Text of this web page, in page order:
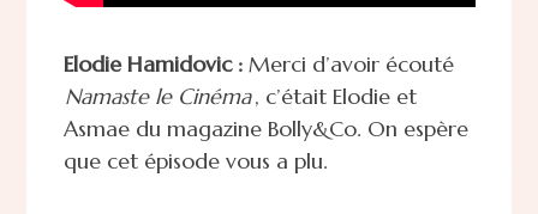
Elodie Hamidovic :Merci d’avoir écouté
Namaste le Cinéma, c’était Elodie et
Asmae du magazine Bolly&Co. On espère
que cet épisode vous a plu.